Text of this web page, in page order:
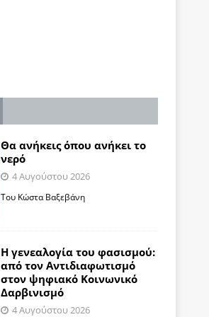
Θα ανήκεις όπου ανήκει το
νερό
4 Αυγούστου 2026
Του Κώστα Βαξεβάνη
Η γενεαλογία του φασισμού:
από τον Αντιδιαφωτισμό
στον ψηφιακό Κοινωνικό
Δαρβινισμό
4 Αυγούστου 2026